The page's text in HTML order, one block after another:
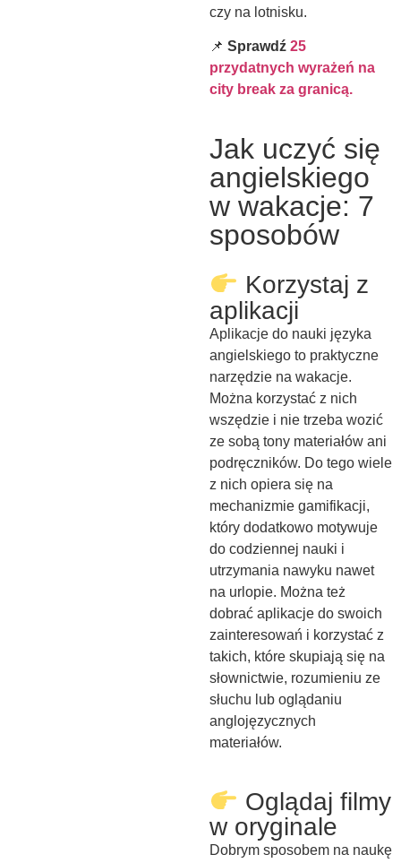
czy na lotnisku.
📌 Sprawdź 25
przydatnych wyrażeń na
city break za granicą.
Jak uczyć się
angielskiego
w wakacje: 7
sposobów
Korzystaj z
aplikacji
Aplikacje do nauki języka
angielskiego to praktyczne
narzędzie na wakacje.
Można korzystać z nich
wszędzie i nie trzeba wozić
ze sobą tony materiałów ani
podręczników. Do tego wiele
z nich opiera się na
mechanizmie gamifikacji,
który dodatkowo motywuje
do codziennej nauki i
utrzymania nawyku nawet
na urlopie. Można też
dobrać aplikacje do swoich
zainteresowań i korzystać z
takich, które skupiają się na
słownictwie, rozumieniu ze
słuchu lub oglądaniu
anglojęzycznych
materiałów.
Oglądaj filmy
w oryginale
Dobrym sposobem na naukę